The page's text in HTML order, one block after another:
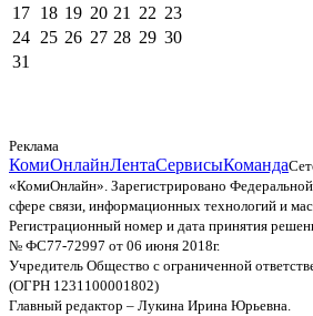
17 18 19 20 21 22 23
24 25 26 27 28 29 30
31
Реклама
КомиОнлайнЛентаСервисыКоманда
«КомиОнлайн». Зарегистрировано
сфере связи, информационных технологий и
Регистрационный номер и дата принятия
№ ФС77-72997 от 06 июня 2018г.
Учредитель Общество с ограниченной
(ОГРН 1231100001802)
Главный редактор – Лукина Ирина Юрьевна.